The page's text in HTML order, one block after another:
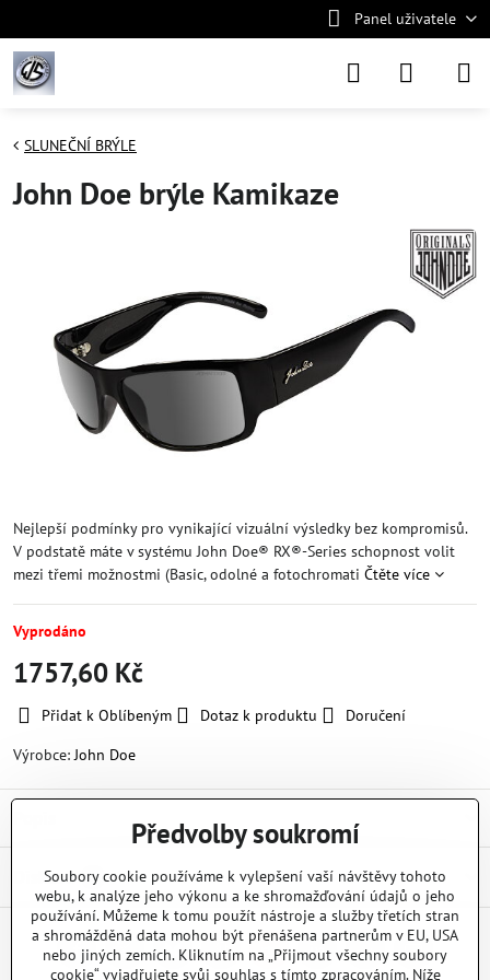
Panel uživatele
SLUNEČNÍ BRÝLE
John Doe brýle Kamikaze
Nejlepší podmínky pro vynikající vizuální výsledky bez kompromisů.
V podstatě máte v systému John Doe® RX®-Series schopnost volit
mezi třemi možnostmi (Basic, odolné a fotochromati Čtěte více
Vyprodáno
1757,60 Kč
Přidat k Oblíbeným Dotaz k produktu
Doručení
Výrobce:John Doe
Diskuse 0
FacebookTwitterBlueskyPinterestReddit LinkedInWhatsApp
E-
mail
Předvolby soukromí
Soubory cookie používáme k vylepšení vaší návštěvy tohoto
webu, k analýze jeho výkonu a ke shromažďování údajů o jeho
používání. Můžeme k tomu použít nástroje a služby třetích stran
a shromážděná data mohou být přenášena partnerům v EU, USA
nebo jiných zemích. Kliknutím na „Přijmout všechny soubory
cookie“ vyjadřujete svůj souhlas s tímto zpracováním. Níže